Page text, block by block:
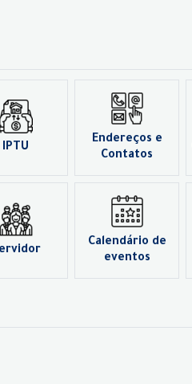
IPTU
Endereços e
Contatos
Calendário de
eventos